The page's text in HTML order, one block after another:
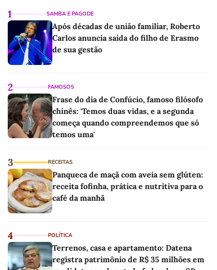
1 SAMBA E PAGODE
Após décadas de união familiar, Roberto
Carlos anuncia saída do filho de Erasmo
de sua gestão
2 FAMOSOS
Frase do dia de Confúcio, famoso filósofo
chinês: 'Temos duas vidas, e a segunda
começa quando compreendemos que só
temos uma'
3 RECEITAS
Panqueca de maçã com aveia sem glúten:
receita fofinha, prática e nutritiva para o
café da manhã
4 POLÍTICA
Terrenos, casa e apartamento: Datena
registra patrimônio de R$ 35 milhões em